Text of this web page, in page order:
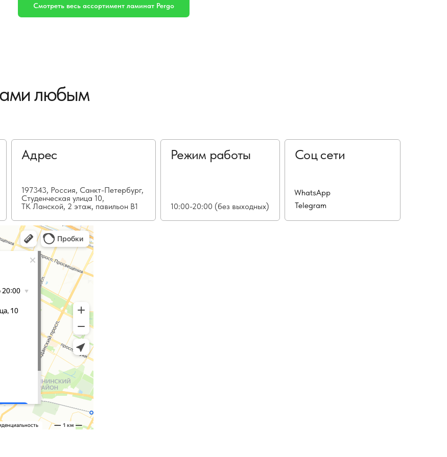
Смотреть весь ассортимент ламинат Pergo
любым
Адрес
197343, Россия, Санкт-Петербург,
Студенческая улица 10,
ТК Ланской, 2 этаж, павильон В1
Режим работы
10:00-20:00 (без выходных)
Соц сети
WhatsApp
Telegram